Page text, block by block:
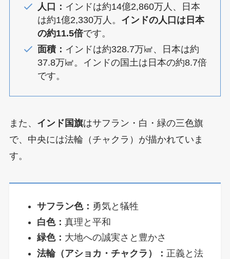
人口： インドは約14億2,860万人、日本
は約1億2,330万人。 インドの人口は日本
の約11.5倍です。
面積： インドは約328.7万㎢、日本は約
37.8万㎢。インドの国土は日本の約8.7倍
です。
また、 インド国旗はサフラン・白・緑の三色旗
で、中央には法輪（チャクラ）が描かれていま
す。
サフラン色： 勇気と犠牲
白色： 真理と平和
緑色： 大地への誠実さと豊かさ
法輪（アショカ・チャクラ）： 正義と法